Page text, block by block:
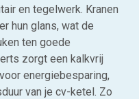
en tegelwerk. Kranen
hun glans, wat de
ten goede
zorgt een kalkvrij
energiebesparing,
van je cv-ketel. Zo